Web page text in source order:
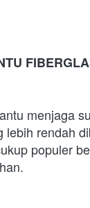
menjaga
rendah
populer